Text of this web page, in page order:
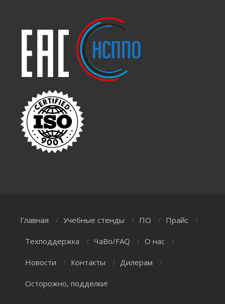
Главная / Учебные стенды / ПО / Прайс /
Техподдержка / ЧаВо/FAQ / О нас /
Новости / Контакты / Дилерам /
Осторожно, подделки!